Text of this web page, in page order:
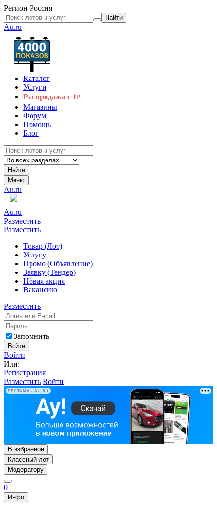
Регион Россия
Найти
Au.ru
Каталог
Услуги
Распродажа с 1₽
Магазины
Форум
Помощь
Блог
Найти
Меню
Au.ru
Au.ru
Разместить
Разместить
Товар (Лот)
Услугу
Промо (Объявление)
Заявку (Тендер)
Новая акция
Вакансию
Разместить
Запомнить
Войти
Войти
Или:
Регистрация
Разместить Войти
РЕКЛАМА • AU.RU
В избранное
Классный лот
Модератору
0
Инфо